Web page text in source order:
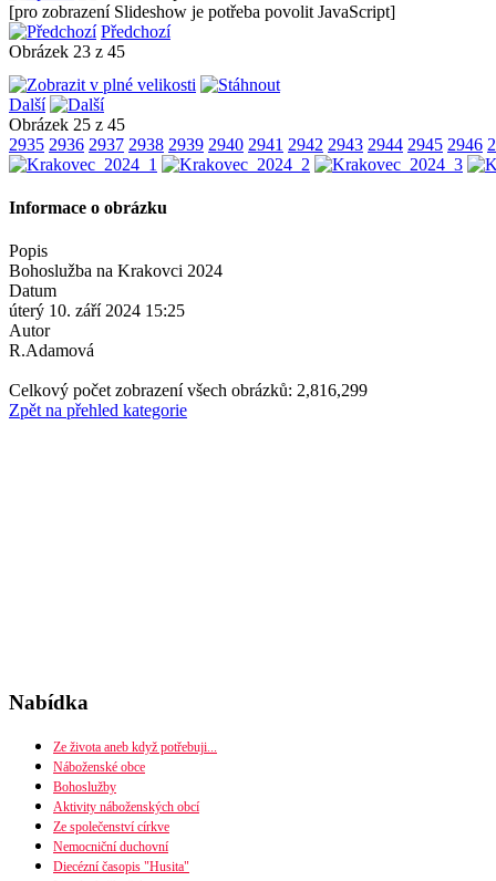
[pro zobrazení Slideshow je potřeba povolit JavaScript]
Předchozí
Obrázek 23 z 45
Další
Obrázek 25 z 45
2935 2936 2937 2938 2939 2940 2941 2942 2943 2944 2945 2946
Informace o obrázku
Popis
Bohoslužba na Krakovci 2024
Datum
úterý 10. září 2024 15:25
Autor
R.Adamová
Celkový počet zobrazení všech obrázků: 2,816,299
Zpět na přehled kategorie
Nabídka
Ze života aneb když potřebuji...
Náboženské obce
Seznam náboženských obcí
Mapa diecéze
Bohoslužby
Aktivity náboženských obcí
Ze společenství církve
Nemocniční duchovní
Diecézní časopis "Husita"